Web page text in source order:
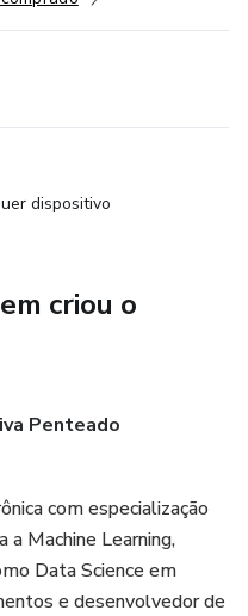
dispositivo
criou o
Penteado
com especialização
Machine Learning,
Data Science em
e desenvolvedor de